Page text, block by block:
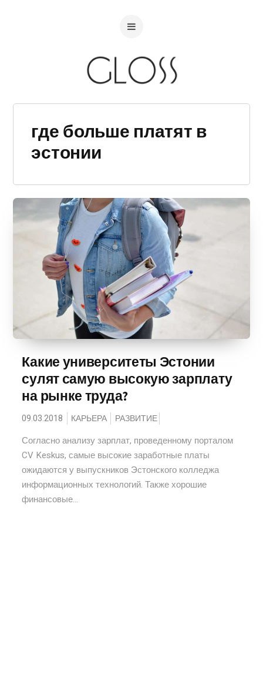
где больше платят в
эстонии
Какие университеты Эстонии
сулят самую высокую зарплату
на рынке труда?
09.03.2018 КАРЬЕРА РАЗВИТИЕ
Согласно анализу зарплат, проведенному порталом
CV Keskus, самые высокие заработные платы
ожидаются у выпускников Эстонского колледжа
информационных технологий. Также хорошие
финансовые...